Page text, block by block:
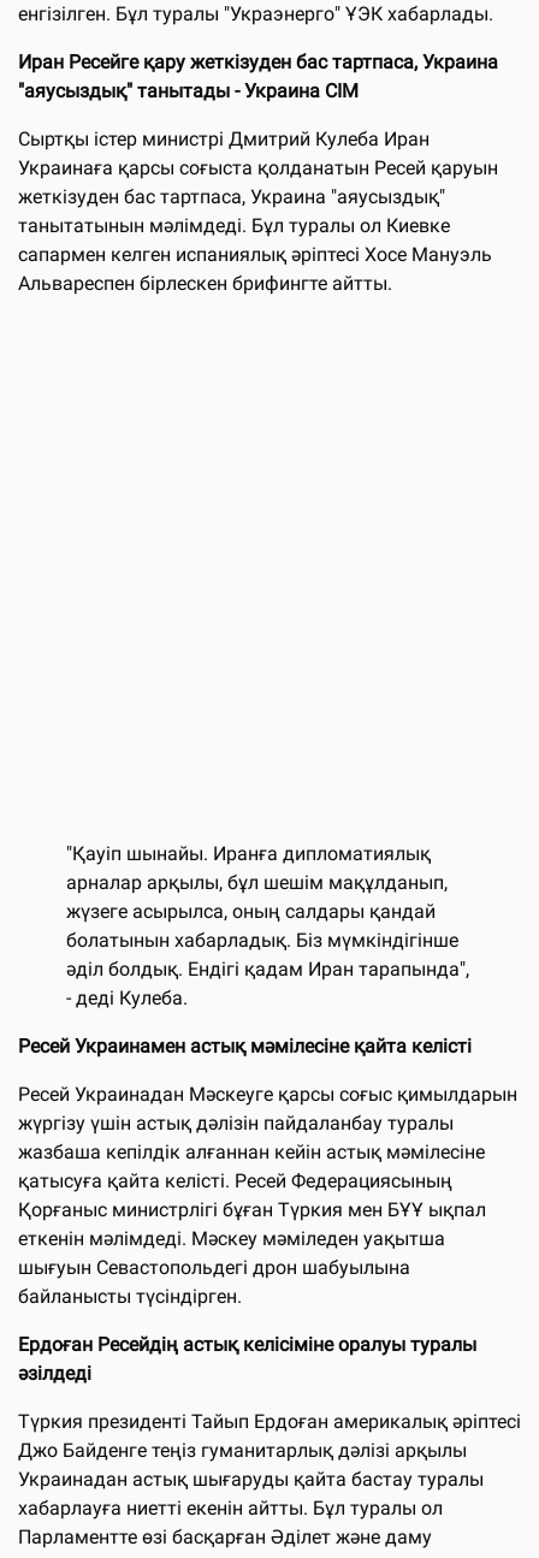
енгізілген. Бұл туралы "Украэнерго" ҰЭК хабарлады.
Иран Ресейге қару жеткізуден бас тартпаса, Украина
"аяусыздық" танытады - Украина СІМ
Сыртқы істер министрі Дмитрий Кулеба Иран
Украинаға қарсы соғыста қолданатын Ресей қаруын
жеткізуден бас тартпаса, Украина "аяусыздық"
танытатынын мәлімдеді. Бұл туралы ол Киевке
сапармен келген испаниялық әріптесі Хосе Мануэль
Альвареспен бірлескен брифингте айтты.
"Қауіп шынайы. Иранға дипломатиялық
арналар арқылы, бұл шешім мақұлданып,
жүзеге асырылса, оның салдары қандай
болатынын хабарладық. Біз мүмкіндігінше
әділ болдық. Ендігі қадам Иран тарапында",
- деді Кулеба.
Ресей Украинамен астық мәмілесіне қайта келісті
Ресей Украинадан Мәскеуге қарсы соғыс қимылдарын
жүргізу үшін астық дәлізін пайдаланбау туралы
жазбаша кепілдік алғаннан кейін астық мәмілесіне
қатысуға қайта келісті. Ресей Федерациясының
Қорғаныс министрлігі бұған Түркия мен БҰҰ ықпал
еткенін мәлімдеді. Мәскеу мәміледен уақытша
шығуын Севастопольдегі дрон шабуылына
байланысты түсіндірген.
Ердоған Ресейдің астық келісіміне оралуы туралы
әзілдеді
Түркия президенті Тайып Ердоған америкалық әріптесі
Джо Байденге теңіз гуманитарлық дәлізі арқылы
Украинадан астық шығаруды қайта бастау туралы
хабарлауға ниетті екенін айтты. Бұл туралы ол
Парламентте өзі басқарған Әділет және даму